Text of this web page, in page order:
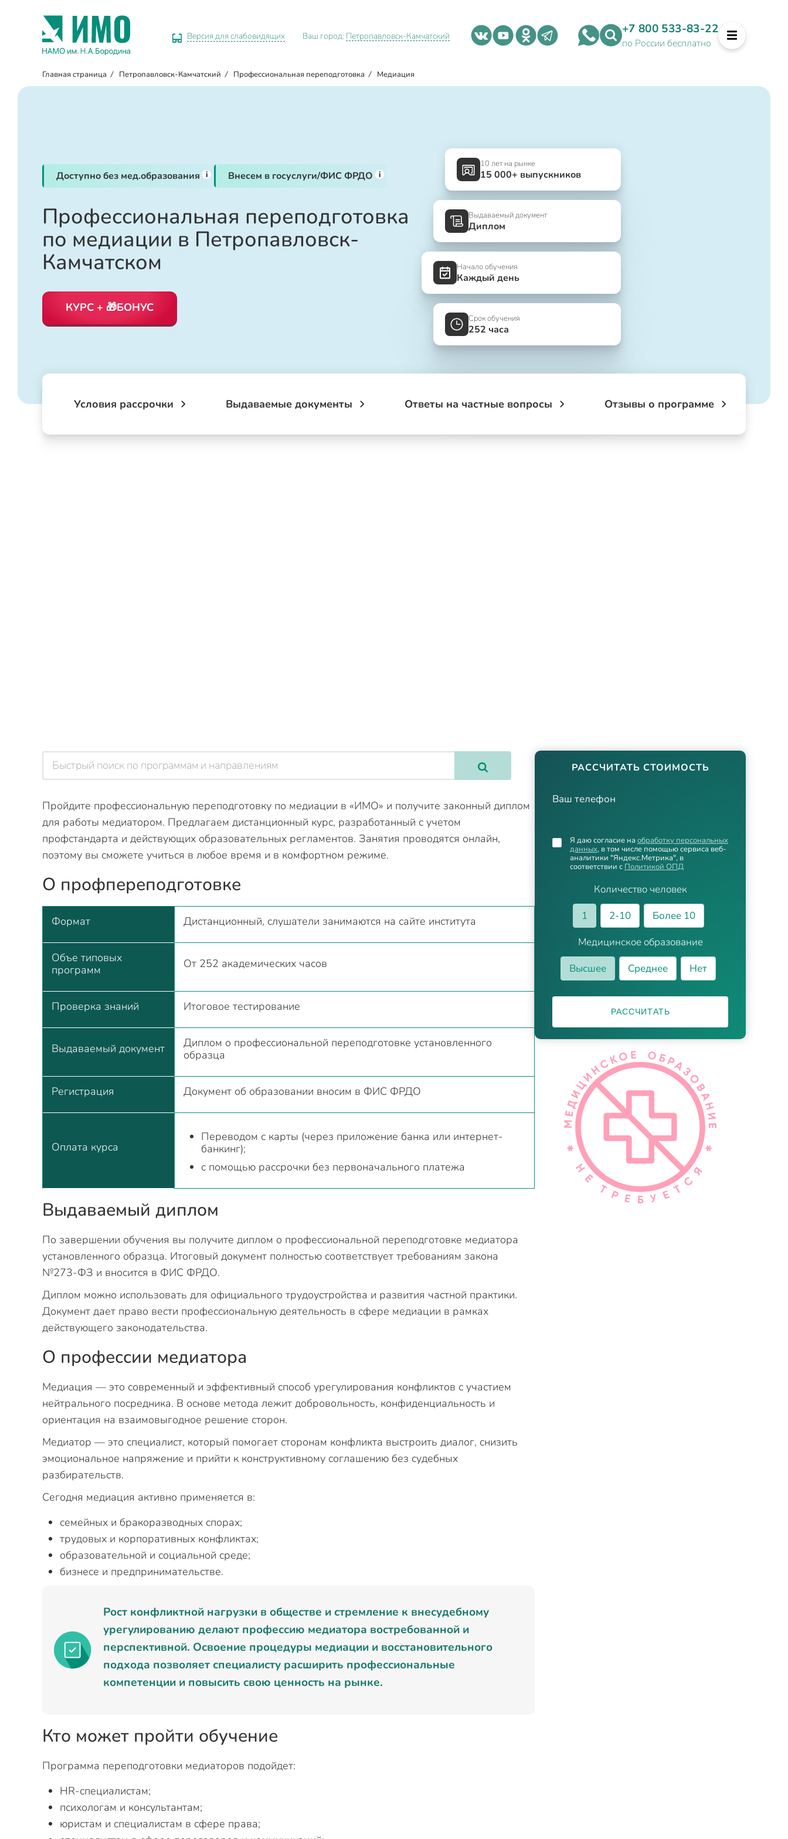
Версия для слабовидящих Ваш город: Петропавловск-Камчатский +7 800 533-83-22
по России бесплатно
Главная страница / Петропавловск-Камчатский / Профессиональная переподготовка / Медиация
Доступно без мед.образования i Внесем в госуслуги/ФИС ФРДО i
Профессиональная переподготовка
по медиации в Петропавловск-
Камчатском
КУРС + 🎁БОНУС
10 лет на рынке
15 000+ выпускников
Выдаваемый документ
Диплом
Начало обучения
Каждый день
Срок обучения
252 часа
Условия рассрочки Выдаваемые документы Ответы на частные вопросы Отзывы о программе
РАССЧИТАТЬ СТОИМОСТЬ
Ваш телефон
Количество человек
1
2-10
Более 10
Медицинское образование
Высшее
Среднее Нет
Я даю согласие на обработку персональных
данных, в том числе помощью сервиса веб-
аналитики "Яндекс.Метрика", в
соответствии с Политикой ОПД
РАССЧИТАТЬ
Пройдите профессиональную переподготовку по медиации в «ИМО» и получите законный диплом
для работы медиатором. Предлагаем дистанционный курс, разработанный с учетом
профстандарта и действующих образовательных регламентов. Занятия проводятся онлайн,
поэтому вы сможете учиться в любое время и в комфортном режиме.
О профпереподготовке
Формат Дистанционный, слушатели занимаются на сайте института
Объе типовых
программ
От 252 академических часов
Проверка знаний Итоговое тестирование
Выдаваемый документ
Диплом о профессиональной переподготовке установленного
образца
Регистрация Документ об образовании вносим в ФИС ФРДО
Оплата курса
Переводом с карты (через приложение банка или интернет-
банкинг);
с помощью рассрочки без первоначального платежа
Выдаваемый диплом
По завершении обучения вы получите диплом о профессиональной переподготовке медиатора
установленного образца. Итоговый документ полностью соответствует требованиям закона
№273-ФЗ и вносится в ФИС ФРДО.
Диплом можно использовать для официального трудоустройства и развития частной практики.
Документ дает право вести профессиональную деятельность в сфере медиации в рамках
действующего законодательства.
О профессии медиатора
Медиация — это современный и эффективный способ урегулирования конфликтов с участием
нейтрального посредника. В основе метода лежит добровольность, конфиденциальность и
ориентация на взаимовыгодное решение сторон.
Медиатор — это специалист, который помогает сторонам конфликта выстроить диалог, снизить
эмоциональное напряжение и прийти к конструктивному соглашению без судебных
разбирательств.
Сегодня медиация активно применяется в:
семейных и бракоразводных спорах;
трудовых и корпоративных конфликтах;
образовательной и социальной среде;
бизнесе и предпринимательстве.
Рост конфликтной нагрузки в обществе и стремление к внесудебному
урегулированию делают профессию медиатора востребованной и
перспективной. Освоение процедуры медиации и восстановительного
подхода позволяет специалисту расширить профессиональные
компетенции и повысить свою ценность на рынке.
Кто может пройти обучение
Программа переподготовки медиаторов подойдет:
HR-специалистам;
психологам и консультантам;
юристам и специалистам в сфере права;